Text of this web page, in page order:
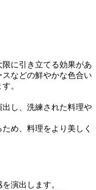
に引き立てる効果があ
などの鮮やかな色合い
。
し、洗練された料理や
め、料理をより美しく
演出します。